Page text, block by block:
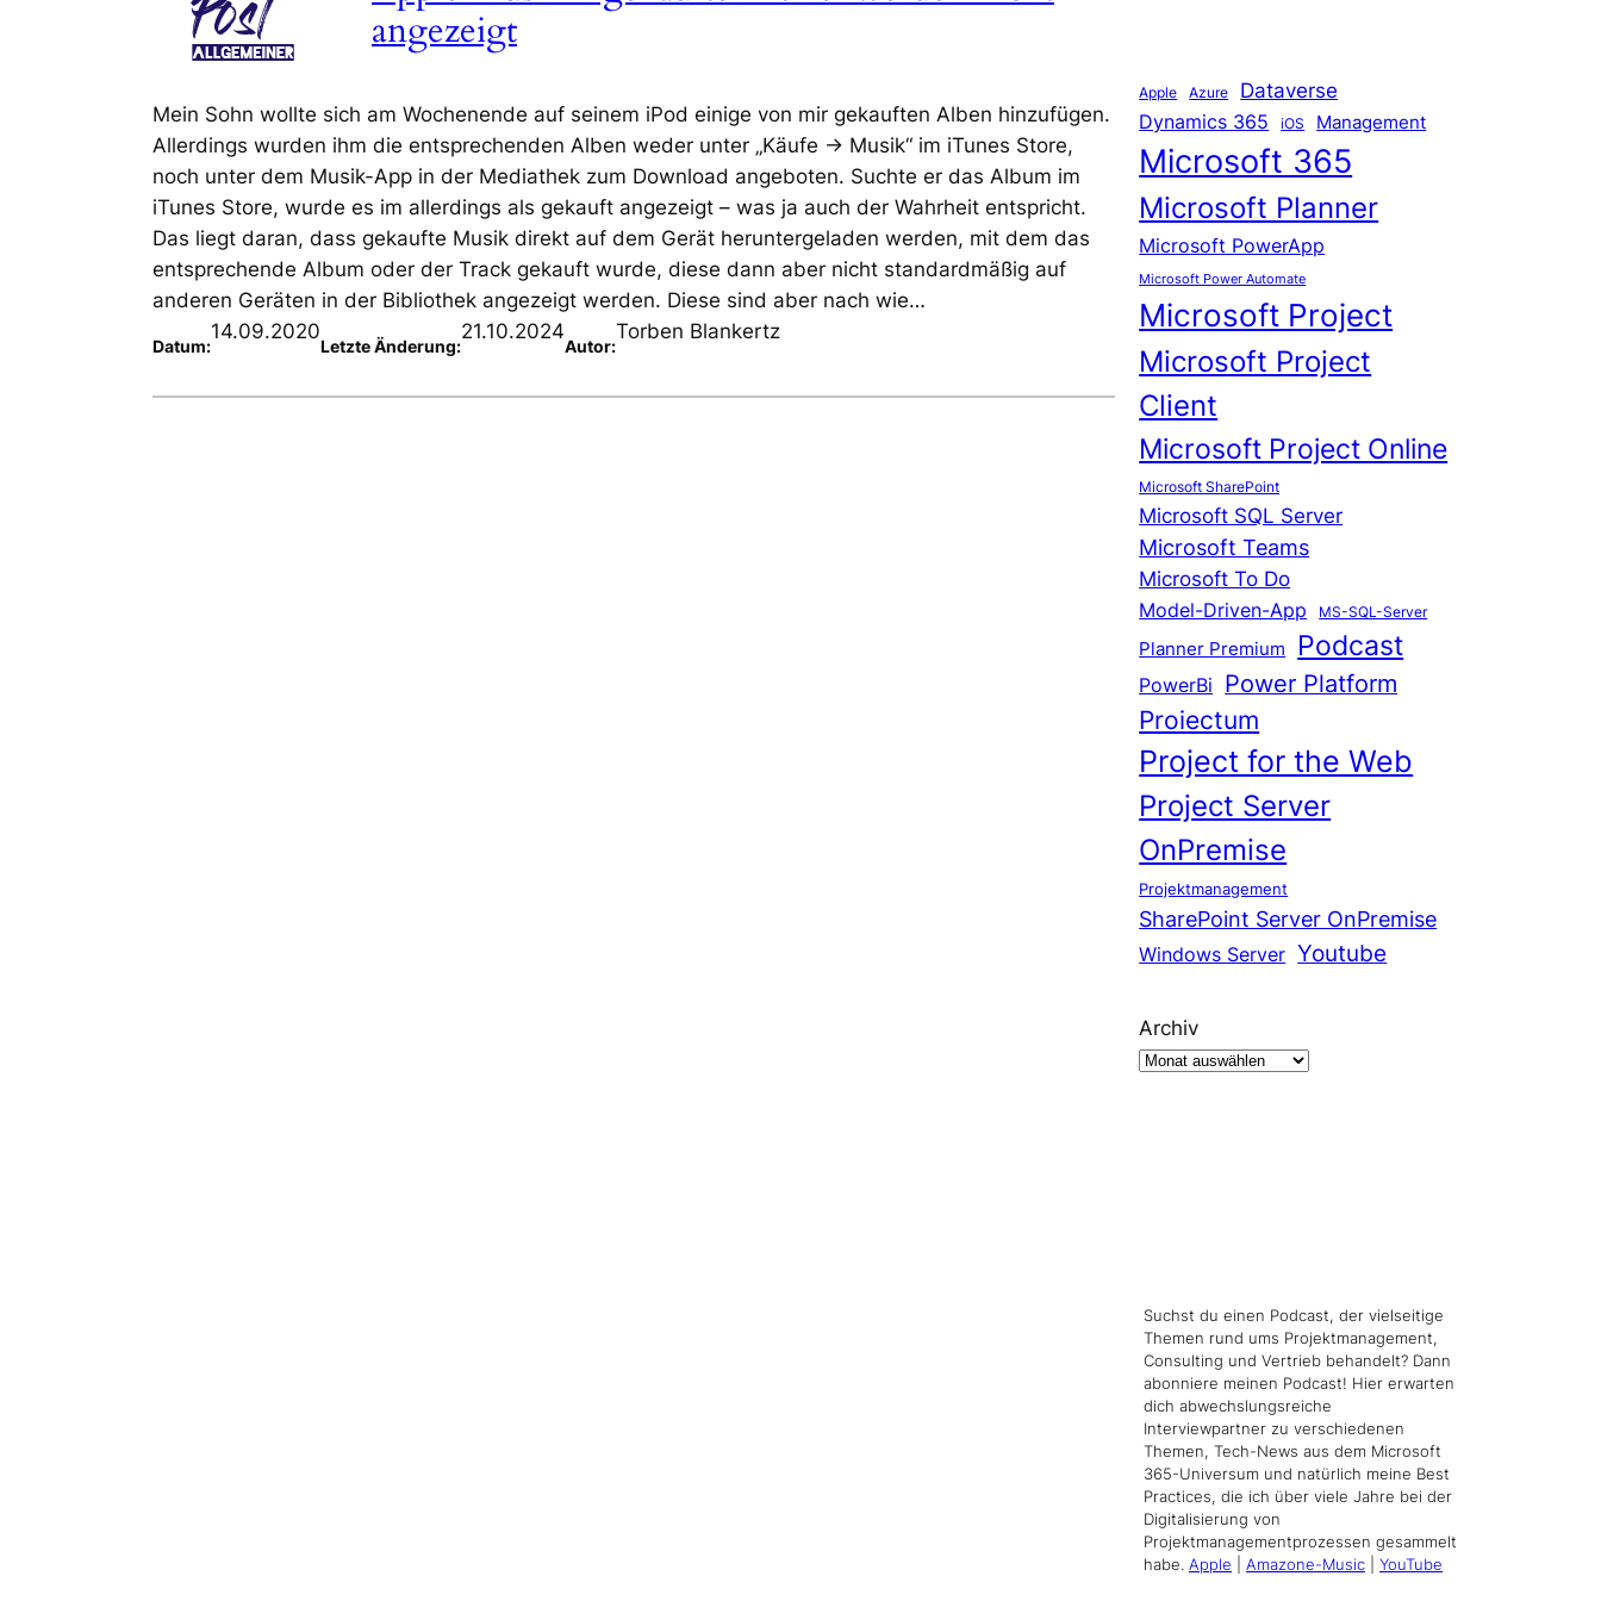
angezeigt
Mein Sohn wollte sich am Wochenende auf seinem iPod einige von mir gekauften Alben hinzufügen.
Allerdings wurden ihm die entsprechenden Alben weder unter „Käufe -> Musik“ im iTunes Store,
noch unter dem Musik-App in der Mediathek zum Download angeboten. Suchte er das Album im
iTunes Store, wurde es im allerdings als gekauft angezeigt – was ja auch der Wahrheit entspricht.
Das liegt daran, dass gekaufte Musik direkt auf dem Gerät heruntergeladen werden, mit dem das
entsprechende Album oder der Track gekauft wurde, diese dann aber nicht standardmäßig auf
anderen Geräten in der Bibliothek angezeigt werden. Diese sind aber nach wie…
Datum:
14.09.2020
Letzte Änderung:
21.10.2024
Autor:
Torben Blankertz
Apple Azure Dataverse
Dynamics 365 iOS Management
Microsoft 365
Microsoft Planner
Microsoft PowerApp
Microsoft Power Automate
Microsoft Project
Microsoft Project
Client
Microsoft Project Online
Microsoft SharePoint
Microsoft SQL Server
Microsoft Teams
Microsoft To Do
Model-Driven-App MS-SQL-Server
Planner Premium Podcast
PowerBi Power Platform
Proiectum
Project for the Web
Project Server
OnPremise
Projektmanagement
SharePoint Server OnPremise
Windows Server Youtube
Archiv
Suchst du einen Podcast, der vielseitige
Themen rund ums Projektmanagement,
Consulting und Vertrieb behandelt? Dann
abonniere meinen Podcast! Hier erwarten
dich abwechslungsreiche
Interviewpartner zu verschiedenen
Themen, Tech-News aus dem Microsoft
365-Universum und natürlich meine Best
Practices, die ich über viele Jahre bei der
Digitalisierung von
Projektmanagementprozessen gesammelt
habe. Apple Amazone-Music YouTube